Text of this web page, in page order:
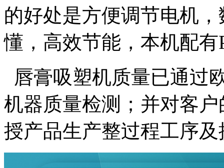
的好处是方便调节电机
懂，高效节能，本机配
唇膏吸塑机质量已通过
机器质量检测；并对客
授产品生产整过程工序